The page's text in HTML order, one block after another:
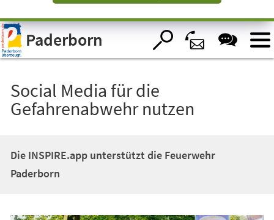
Visuelle
Assistenzsoftware
öffnen.Paderborn
Social Media für die
Gefahrenabwehr nutzen
Die INSPIRE.app unterstützt die Feuerwehr
Paderborn